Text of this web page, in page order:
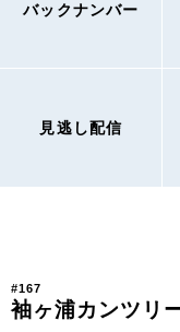
バックナンバー
見逃し配信
#167
袖ヶ浦カンツリ